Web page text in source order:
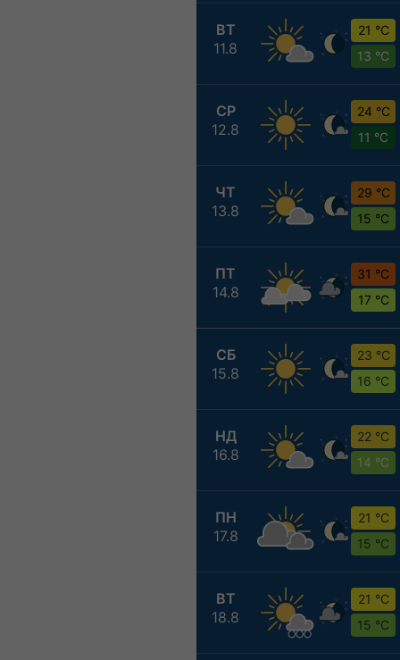
ВТ
11.8
21 °C
13 °C
СР
12.8
24 °C
11 °C
ЧТ
13.8
29 °C
15 °C
ПТ
14.8
31 °C
17 °C
СБ
15.8
23 °C
16 °C
НД
16.8
22 °C
14 °C
ПН
17.8
21 °C
15 °C
ВТ
18.8
21 °C
15 °C